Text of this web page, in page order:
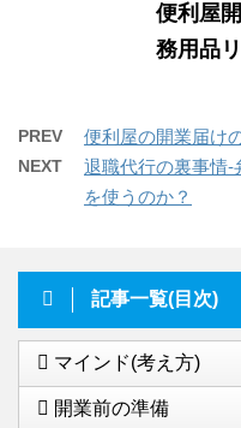
便利屋
務用品
PREV 便利屋の開業届け
NEXT
退職代行の裏事情-
を使うのか？
記事一覧(目次)
マインド(考え方)
開業前の準備